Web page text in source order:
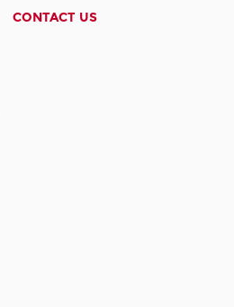
CONTACT US